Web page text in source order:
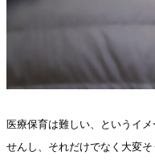
医療保育は難しい、というイ
せんし、それだけでなく大変